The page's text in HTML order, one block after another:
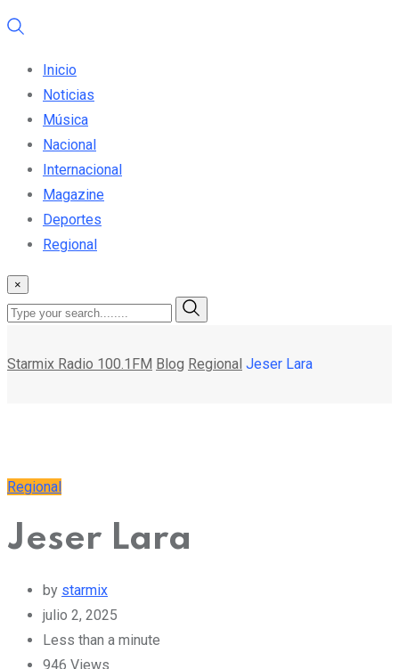
Inicio
Noticias
Música
Nacional
Internacional
Magazine
Deportes
Regional
×
Starmix Radio 100.1FM Blog Regional Jeser Lara
Regional
Jeser Lara
by starmix
julio 2, 2025
Less than a minute
946 Views